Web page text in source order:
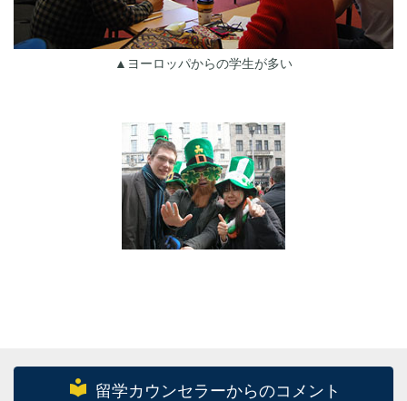
▲ヨーロッパからの学生が多い
local_library 留学カウンセラーからのコメント